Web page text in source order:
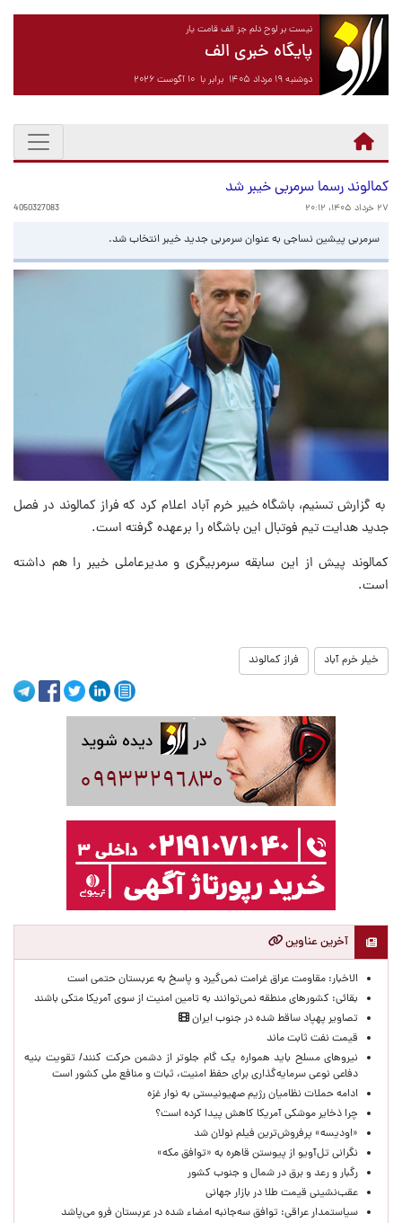
نیست بر لوح دلم جز الف قامت یار
پایگاه خبری الف
دوشنبه ۱۹ مرداد ۱۴۰۵ برابر با ۱۰ آگوست ۲۰۲۶
کمالوند رسما سرمربی خیبر شد
۲۷ خرداد ۱۴۰۵، ۲۰:۱۲ 4050327083
سرمربی پیشین نساجی به عنوان سرمربی جدید خیبر انتخاب شد.
به گزارش تسنیم، باشگاه خیبر خرم آباد اعلام کرد که فراز کمالوند در فصل
جدید هدایت تیم فوتبال این باشگاه را برعهده گرفته است.
کمالوند پیش از این سابقه سرمربیگری و مدیرعاملی خیبر را هم داشته
است.
خیلر خرم آباد فراز کمالوند
آخرین عناوین
الاخبار: مقاومت عراق غرامت نمی‌گیرد و پاسخ به عربستان حتمی است
بقائی: کشورهای منطقه نمی‌توانند به تامین امنیت از سوی آمریکا متکی باشند
تصاویر پهپاد ساقط شده در جنوب ایران
قیمت نفت ثابت ماند
نیروهای مسلح باید همواره یک گام جلوتر از دشمن حرکت کنند/ تقویت بنیه
دفاعی نوعی سرمایه‌گذاری برای حفظ امنیت، ثبات و منافع ملی کشور است
ادامه حملات نظامیان رژیم صهیونیستی به نوار غزه
چرا ذخایر موشکی آمریکا کاهش پیدا کرده است؟
«اودیسه» پرفروش‌ترین فیلم نولان شد
نگرانی تل‌آویو از پیوستن قاهره به «توافق مکه»
رگبار و رعد و برق در شمال و جنوب کشور
عقب‌نشینی قیمت طلا در بازار جهانی
سیاستمدار عراقی: توافق سه‌جانبه امضاء شده در عربستان فرو می‌پاشد